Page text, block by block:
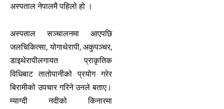
अस्पताल नेपालमै पहिलो हो ।
अस्पताल सञ्चालनमा आएपछि
जलचिकित्सा, योगाथेरापी, अकुपञ्चर,
डाइथेरापीलगायत प्राकृतिक
विधिबाट तातोपानीको प्रयोग गरेर
बिरामीको उपचार गरिने उनले बताए।
म्याग्दी नदीको किनारमा